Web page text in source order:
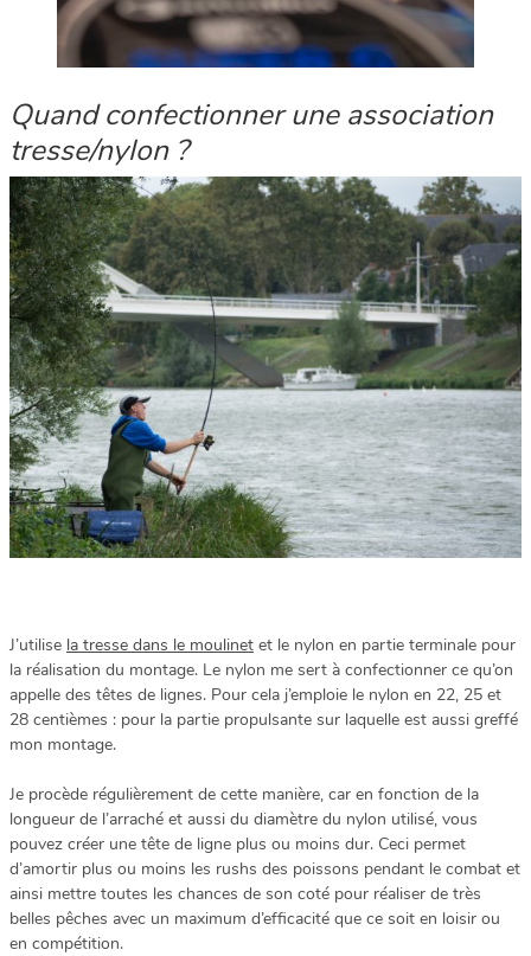
Quand confectionner une association
tresse/nylon ?
J’utilise la tresse dans le moulinet et le nylon en partie terminale pour
la réalisation du montage. Le nylon me sert à confectionner ce qu’on
appelle des têtes de lignes. Pour cela j’emploie le nylon en 22, 25 et
28 centièmes : pour la partie propulsante sur laquelle est aussi greffé
mon montage.
Je procède régulièrement de cette manière, car en fonction de la
longueur de l’arraché et aussi du diamètre du nylon utilisé, vous
pouvez créer une tête de ligne plus ou moins dur. Ceci permet
d’amortir plus ou moins les rushs des poissons pendant le combat et
ainsi mettre toutes les chances de son coté pour réaliser de très
belles pêches avec un maximum d’efficacité que ce soit en loisir ou
en compétition.